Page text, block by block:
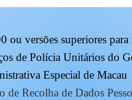
ou versões superiores
de Polícia Unitários do
Especial de Macau
de Recolha de Dados